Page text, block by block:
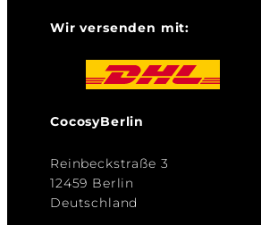
Wir versenden mit:
CocosyBerlin
Reinbeckstraße 3
12459 Berlin
Deutschland